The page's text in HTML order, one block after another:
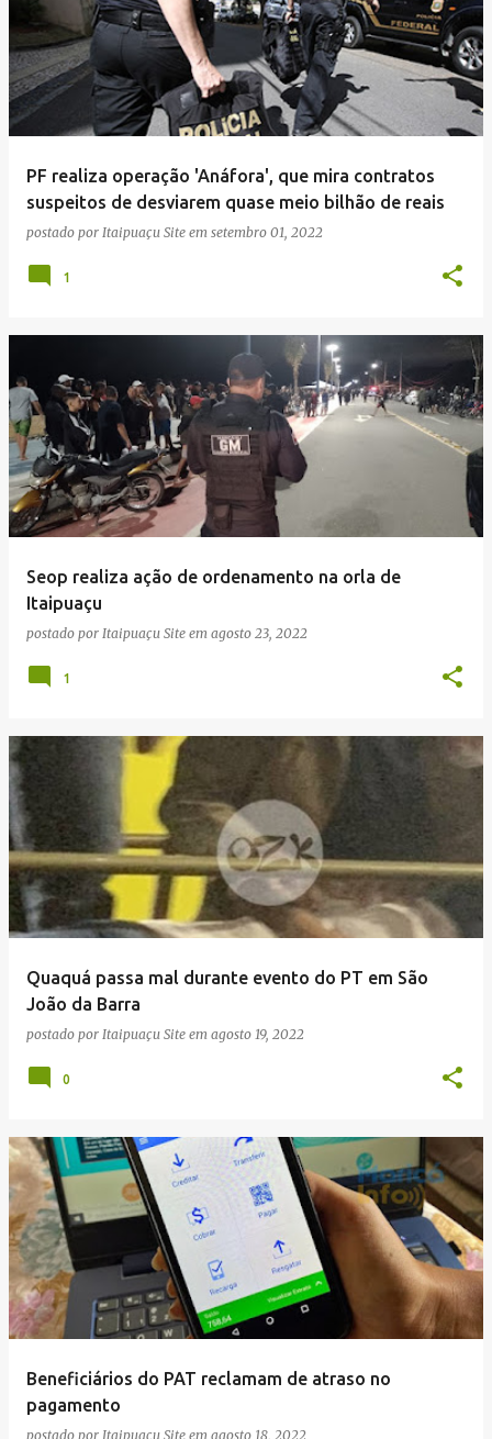
PF realiza operação 'Anáfora', que mira contratos
suspeitos de desviarem quase meio bilhão de reais
postado por Itaipuaçu Site em setembro 01, 2022
1
Seop realiza ação de ordenamento na orla de
Itaipuaçu
postado por Itaipuaçu Site em agosto 23, 2022
1
Quaquá passa mal durante evento do PT em São
João da Barra
postado por Itaipuaçu Site em agosto 19, 2022
0
Beneficiários do PAT reclamam de atraso no
pagamento
postado por Itaipuaçu Site em agosto 18, 2022